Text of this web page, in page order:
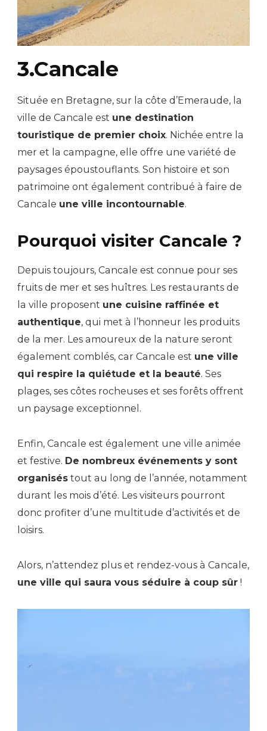
3.Cancale
Située en Bretagne, sur la côte d’Emeraude, la
ville de Cancale est une destination
touristique de premier choix. Nichée entre la
mer et la campagne, elle offre une variété de
paysages époustouflants. Son histoire et son
patrimoine ont également contribué à faire de
Cancale une ville incontournable.
Pourquoi visiter Cancale ?
Depuis toujours, Cancale est connue pour ses
fruits de mer et ses huîtres. Les restaurants de
la ville proposent une cuisine raffinée et
authentique, qui met à l’honneur les produits
de la mer. Les amoureux de la nature seront
également comblés, car Cancale est une ville
qui respire la quiétude et la beauté. Ses
plages, ses côtes rocheuses et ses forêts offrent
un paysage exceptionnel.
Enfin, Cancale est également une ville animée
et festive. De nombreux événements y sont
organisés tout au long de l’année, notamment
durant les mois d’été. Les visiteurs pourront
donc profiter d’une multitude d’activités et de
loisirs.
Alors, n’attendez plus et rendez-vous à Cancale,
une ville qui saura vous séduire à coup sûr !